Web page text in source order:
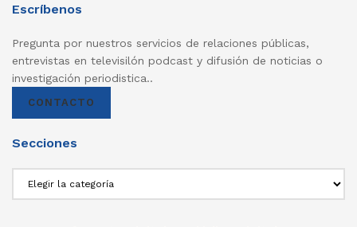
Escríbenos
Pregunta por nuestros servicios de relaciones públicas,
entrevistas en televisilón podcast y difusión de noticias o
investigación periodistica..
CONTACTO
Secciones